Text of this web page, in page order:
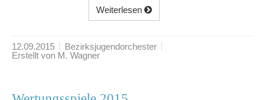
Weiterlesen
12.09.2015
Bezirksjugendorchester
Erstellt von M. Wagner